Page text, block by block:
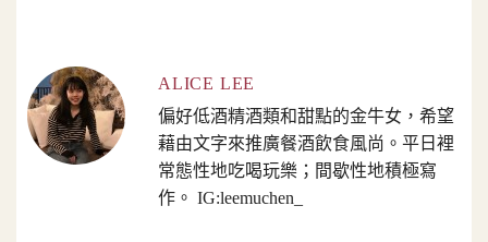
ALICE LEE
偏好低酒精酒類和甜點的金牛女，希望
藉由文字來推廣餐酒飲食風尚。平日裡
常態性地吃喝玩樂；間歇性地積極寫
作。 IG:leemuchen_